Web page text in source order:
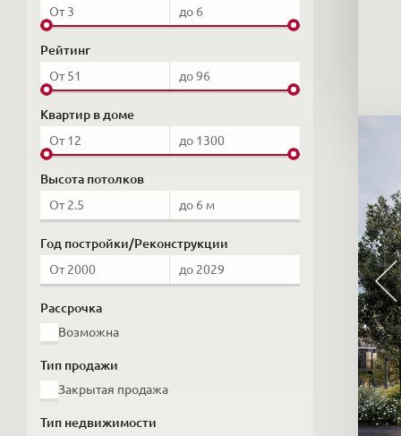
Рейтинг
Квартир в доме
Высота потолков
Год постройки/Реконструкции
Рассрочка
Возможна
Тип продажи
Закрытая продажа
Тип недвижимости